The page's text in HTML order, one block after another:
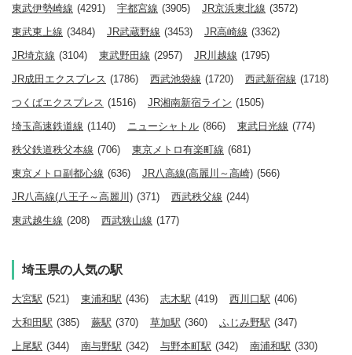
東武伊勢崎線 (4291) 宇都宮線 (3905) JR京浜東北線 (3572)
東武東上線 (3484) JR武蔵野線 (3453) JR高崎線 (3362)
JR埼京線 (3104) 東武野田線 (2957) JR川越線 (1795)
JR成田エクスプレス (1786) 西武池袋線 (1720) 西武新宿線 (1718)
つくばエクスプレス (1516) JR湘南新宿ライン (1505)
埼玉高速鉄道線 (1140) ニューシャトル (866) 東武日光線 (774)
秩父鉄道秩父本線 (706) 東京メトロ有楽町線 (681)
東京メトロ副都心線 (636) JR八高線(高麗川～高崎) (566)
JR八高線(八王子～高麗川) (371) 西武秩父線 (244)
東武越生線 (208) 西武狭山線 (177)
埼玉県の人気の駅
大宮駅 (521) 東浦和駅 (436) 志木駅 (419) 西川口駅 (406)
大和田駅 (385) 蕨駅 (370) 草加駅 (360) ふじみ野駅 (347)
上尾駅 (344) 南与野駅 (342) 与野本町駅 (342) 南浦和駅 (330)